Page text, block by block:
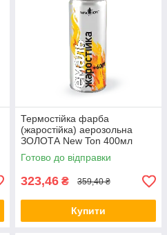
Термостійка фарба
(жаростійка) аерозольна
ЗОЛОТА New Ton 400мл
Готово до відправки
323,46 ₴ 359,40 ₴
Купити